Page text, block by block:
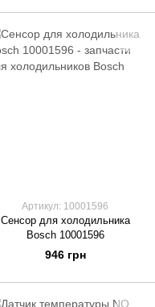
Артикул: 10001596
Сенсор для холодильника
Bosch 10001596
946 грн